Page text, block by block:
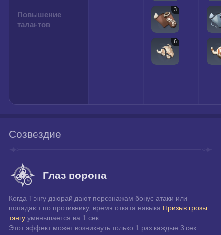
Повышение
талантов
3
6
Созвездие
Глаз ворона
Когда Тэнгу дзюрай дают персонажам бонус атаки или
попадают по противнику, время отката навыка Призыв грозы
тэнгу уменьшается на 1 сек.
Этот эффект может возникнуть только 1 раз каждые 3 сек.